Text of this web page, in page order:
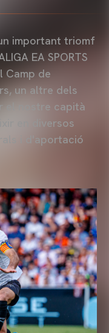
important triomf
EA SPORTS
Camp de
un altre dels
el nostre capità
en diversos
i d'aportació